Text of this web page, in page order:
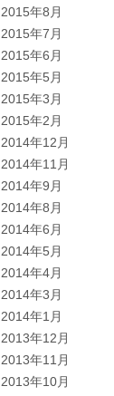
2015年8月
2015年7月
2015年6月
2015年5月
2015年3月
2015年2月
2014年12月
2014年11月
2014年9月
2014年8月
2014年6月
2014年5月
2014年4月
2014年3月
2014年1月
2013年12月
2013年11月
2013年10月